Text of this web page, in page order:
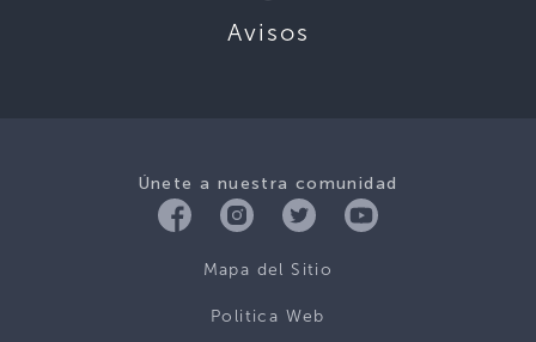
Avisos
Únete a nuestra comunidad
Mapa del Sitio
Politica Web